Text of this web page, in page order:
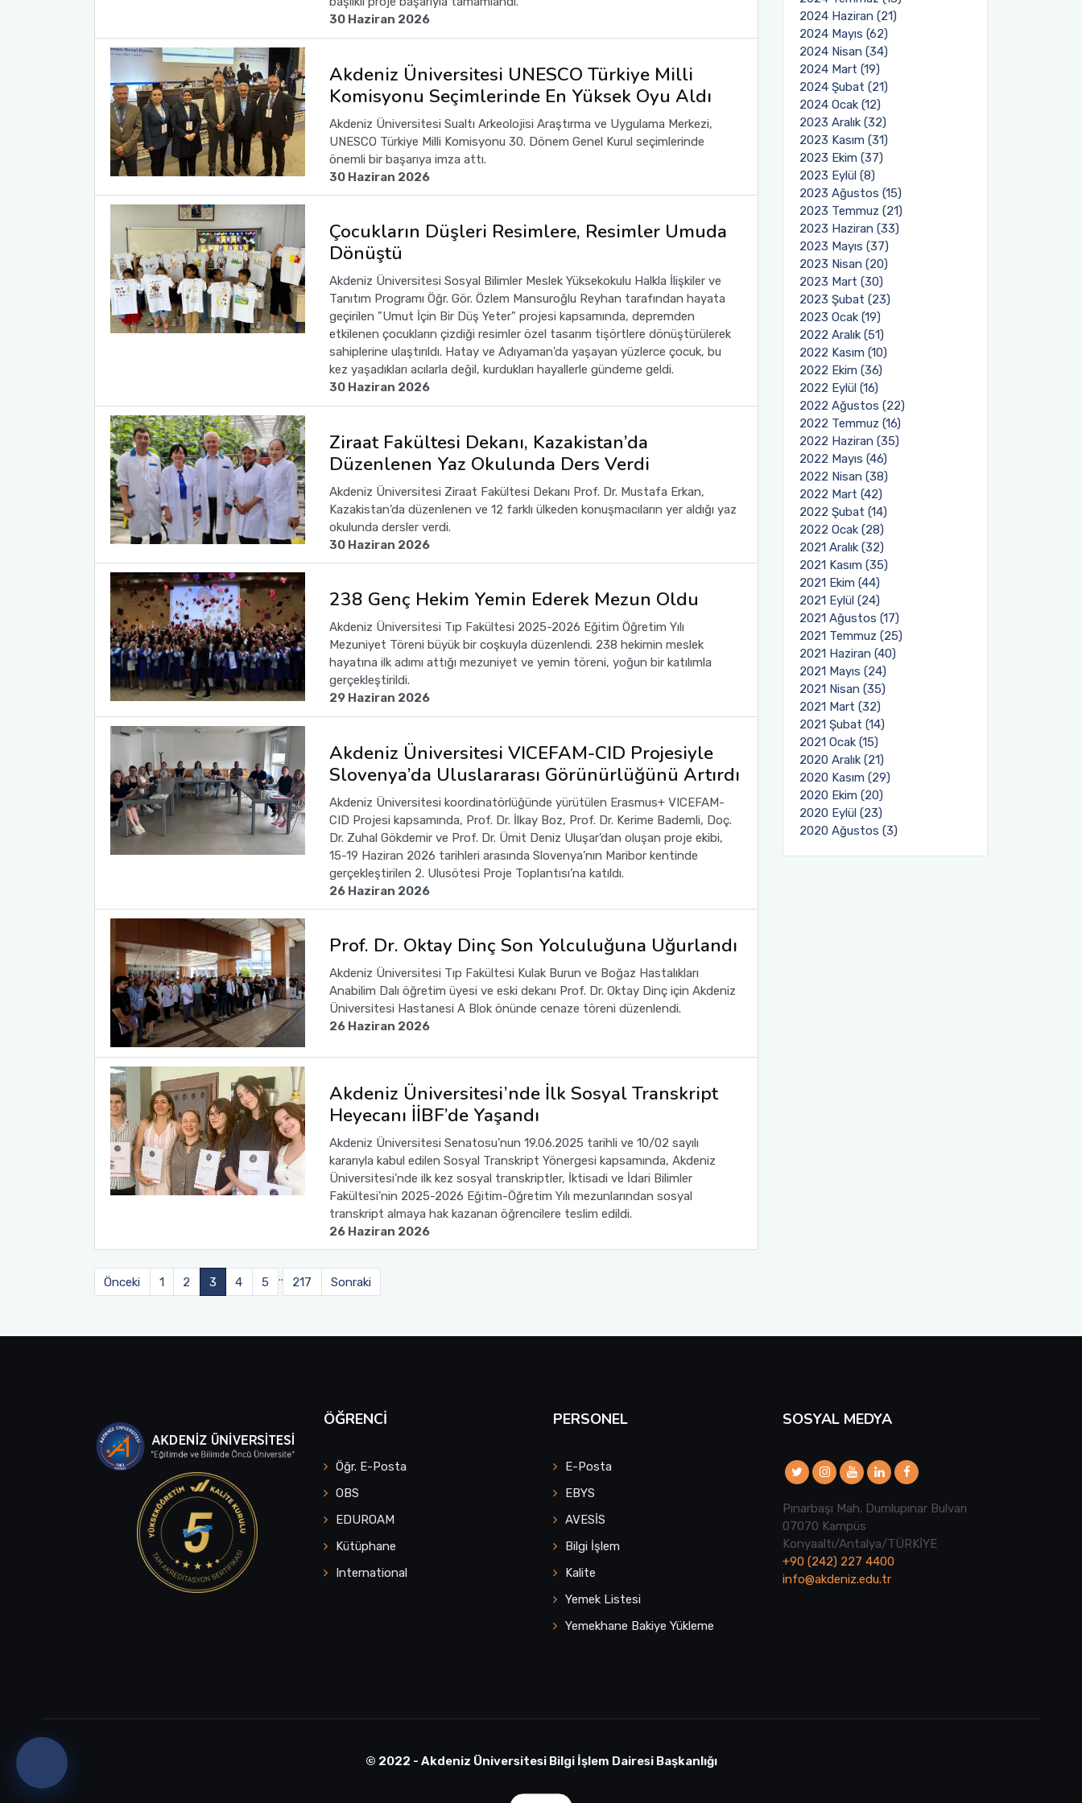
30 Haziran 2026
Akdeniz Üniversitesi UNESCO Türkiye Milli
Komisyonu Seçimlerinde En Yüksek Oyu Aldı
Akdeniz Üniversitesi Sualtı Arkeolojisi Araştırma ve Uygulama Merkezi,
UNESCO Türkiye Milli Komisyonu 30. Dönem Genel Kurul seçimlerinde
önemli bir başarıya imza attı.
30 Haziran 2026
Çocukların Düşleri Resimlere, Resimler Umuda
Dönüştü
Akdeniz Üniversitesi Sosyal Bilimler Meslek Yüksekokulu Halkla İlişkiler ve
Tanıtım Programı Öğr. Gör. Özlem Mansuroğlu Reyhan tarafından hayata
geçirilen "Umut İçin Bir Düş Yeter" projesi kapsamında, depremden
etkilenen çocukların çizdiği resimler özel tasarım tişörtlere dönüştürülerek
sahiplerine ulaştırıldı. Hatay ve Adıyaman'da yaşayan yüzlerce çocuk, bu
kez yaşadıkları acılarla değil, kurdukları hayallerle gündeme geldi.
30 Haziran 2026
Ziraat Fakültesi Dekanı, Kazakistan’da
Düzenlenen Yaz Okulunda Ders Verdi
Akdeniz Üniversitesi Ziraat Fakültesi Dekanı Prof. Dr. Mustafa Erkan,
Kazakistan’da düzenlenen ve 12 farklı ülkeden konuşmacıların yer aldığı yaz
okulunda dersler verdi.
30 Haziran 2026
238 Genç Hekim Yemin Ederek Mezun Oldu
Akdeniz Üniversitesi Tıp Fakültesi 2025-2026 Eğitim Öğretim Yılı
Mezuniyet Töreni büyük bir coşkuyla düzenlendi. 238 hekimin meslek
hayatına ilk adımı attığı mezuniyet ve yemin töreni, yoğun bir katılımla
gerçekleştirildi.
29 Haziran 2026
Akdeniz Üniversitesi VICEFAM-CID Projesiyle
Slovenya’da Uluslararası Görünürlüğünü Artırdı
Akdeniz Üniversitesi koordinatörlüğünde yürütülen Erasmus+ VICEFAM-
CID Projesi kapsamında, Prof. Dr. İlkay Boz, Prof. Dr. Kerime Bademli, Doç.
Dr. Zuhal Gökdemir ve Prof. Dr. Ümit Deniz Uluşar’dan oluşan proje ekibi,
15-19 Haziran 2026 tarihleri arasında Slovenya’nın Maribor kentinde
gerçekleştirilen 2. Ulusötesi Proje Toplantısı’na katıldı.
26 Haziran 2026
Prof. Dr. Oktay Dinç Son Yolculuğuna Uğurlandı
Akdeniz Üniversitesi Tıp Fakültesi Kulak Burun ve Boğaz Hastalıkları
Anabilim Dalı öğretim üyesi ve eski dekanı Prof. Dr. Oktay Dinç için Akdeniz
Üniversitesi Hastanesi A Blok önünde cenaze töreni düzenlendi.
26 Haziran 2026
Akdeniz Üniversitesi’nde İlk Sosyal Transkript
Heyecanı İİBF’de Yaşandı
Akdeniz Üniversitesi Senatosu’nun 19.06.2025 tarihli ve 10/02 sayılı
kararıyla kabul edilen Sosyal Transkript Yönergesi kapsamında, Akdeniz
Üniversitesi’nde ilk kez sosyal transkriptler, İktisadi ve İdari Bilimler
Fakültesi’nin 2025-2026 Eğitim-Öğretim Yılı mezunlarından sosyal
transkript almaya hak kazanan öğrencilere teslim edildi.
26 Haziran 2026
Önceki 1 2 3 4 5 .. 217 Sonraki
2024 Haziran (21)
2024 Mayıs (62)
2024 Nisan (34)
2024 Mart (19)
2024 Şubat (21)
2024 Ocak (12)
2023 Aralık (32)
2023 Kasım (31)
2023 Ekim (37)
2023 Eylül (8)
2023 Ağustos (15)
2023 Temmuz (21)
2023 Haziran (33)
2023 Mayıs (37)
2023 Nisan (20)
2023 Mart (30)
2023 Şubat (23)
2023 Ocak (19)
2022 Aralık (51)
2022 Kasım (10)
2022 Ekim (36)
2022 Eylül (16)
2022 Ağustos (22)
2022 Temmuz (16)
2022 Haziran (35)
2022 Mayıs (46)
2022 Nisan (38)
2022 Mart (42)
2022 Şubat (14)
2022 Ocak (28)
2021 Aralık (32)
2021 Kasım (35)
2021 Ekim (44)
2021 Eylül (24)
2021 Ağustos (17)
2021 Temmuz (25)
2021 Haziran (40)
2021 Mayıs (24)
2021 Nisan (35)
2021 Mart (32)
2021 Şubat (14)
2021 Ocak (15)
2020 Aralık (21)
2020 Kasım (29)
2020 Ekim (20)
2020 Eylül (23)
2020 Ağustos (3)
ÖĞRENCI
Öğr. E-Posta
OBS
EDUROAM
Kütüphane
International
PERSONEL
E-Posta
EBYS
AVESİS
Bilgi İşlem
Kalite
Yemek Listesi
Yemekhane Bakiye Yükleme
SOSYAL MEDYA
Pınarbaşı Mah. Dumlupınar Bulvarı
07070 Kampüs
Konyaaltı/Antalya/TÜRKİYE
+90 (242) 227 4400
info@akdeniz.edu.tr
© 2022 - Akdeniz Üniversitesi Bilgi İşlem Dairesi Başkanlığı
Sağlık Bilimleri Fakültesi
Serik İşletme Fakültesi
Spor Bilimleri Fakültesi
Su Ürünleri Fakültesi
Uygulamalı Bilimler Fakültesi